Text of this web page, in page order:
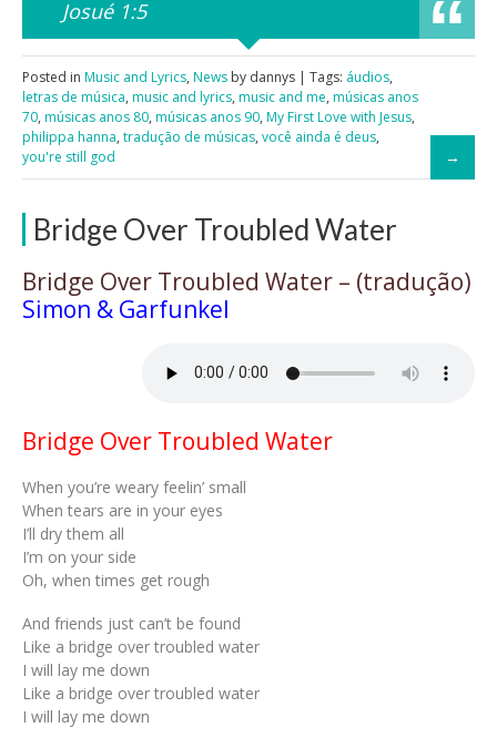
Josué 1:5
Posted in Music and Lyrics, News by dannys | Tags: áudios,
letras de música, music and lyrics, music and me, músicas anos
70, músicas anos 80, músicas anos 90, My First Love with Jesus,
philippa hanna, tradução de músicas, você ainda é deus,
you're still god
Bridge Over Troubled Water
Bridge Over Troubled Water – (tradução)
Simon & Garfunkel
Bridge Over Troubled Water
When you’re weary feelin’ small
When tears are in your eyes
I’ll dry them all
I’m on your side
Oh, when times get rough
And friends just can’t be found
Like a bridge over troubled water
I will lay me down
Like a bridge over troubled water
I will lay me down